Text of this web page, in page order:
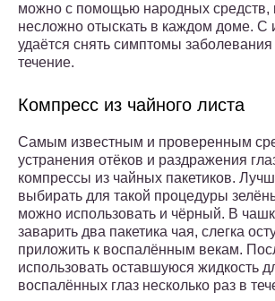
можно с помощью народных средств,
несложно отыскать в каждом доме.
удаётся снять симптомы заболевания
течение.
Компресс из чайного листа
Самым известным и проверенным
устранения отёков и раздражения
компрессы из чайных пакетиков.
выбирать для такой процедуры
можно использовать и чёрный. В
заварить два пакетика чая, слегка
приложить к воспалённым векам.
использовать оставшуюся жидкость
воспалённых глаз несколько раз в